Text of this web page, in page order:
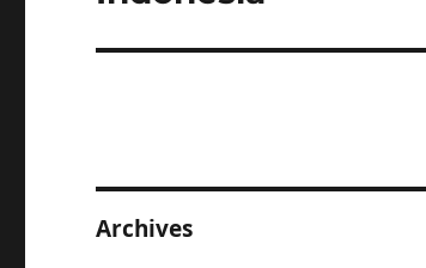
Archives